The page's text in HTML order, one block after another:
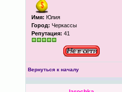
Имя: Юлия
Город: Черкассы
Репутация: 41
Вернуться к началу